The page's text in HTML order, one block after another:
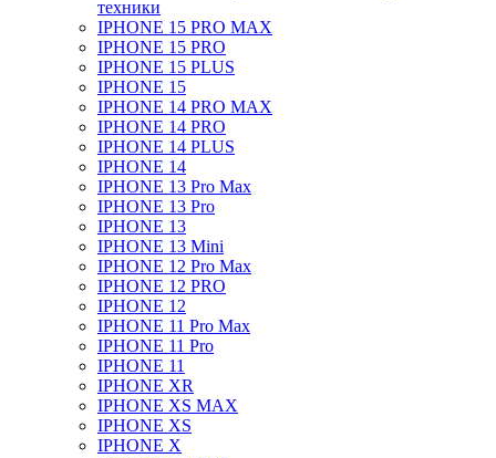
техники
IPHONE 15 PRO MAX
IPHONE 15 PRO
IPHONE 15 PLUS
IPHONE 15
IPHONE 14 PRO MAX
IPHONE 14 PRO
IPHONE 14 PLUS
IPHONE 14
IPHONE 13 Pro Max
IPHONE 13 Pro
IPHONE 13
IPHONE 13 Mini
IPHONE 12 Pro Max
IPHONE 12 PRO
IPHONE 12
IPHONE 11 Pro Max
IPHONE 11 Pro
IPHONE 11
IPHONE XR
IPHONE XS MAX
IPHONE XS
IPHONE X